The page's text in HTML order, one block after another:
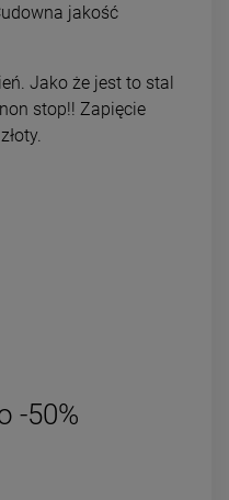
jakość
Jako że jest to stal
stop!! Zapięcie
-50%